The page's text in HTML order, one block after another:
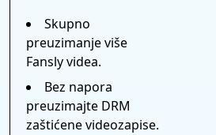
Skupno
preuzimanje više
Fansly videa.
Bez napora
preuzimajte DRM
zaštićene videozapise.